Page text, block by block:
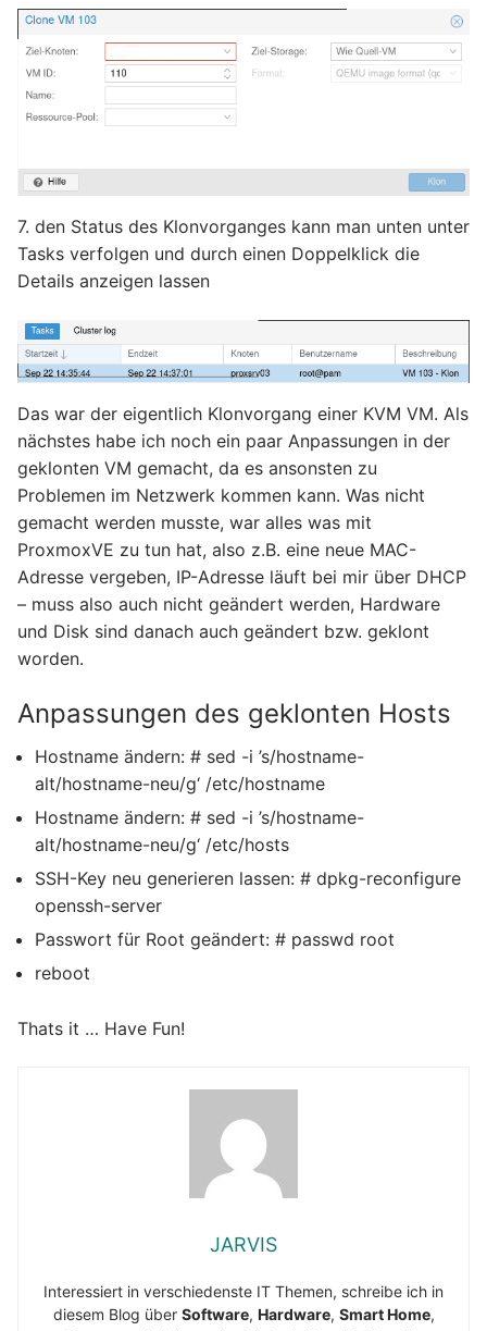
7. den Status des Klonvorganges kann man unten unter
Tasks verfolgen und durch einen Doppelklick die
Details anzeigen lassen
Das war der eigentlich Klonvorgang einer KVM VM. Als
nächstes habe ich noch ein paar Anpassungen in der
geklonten VM gemacht, da es ansonsten zu
Problemen im Netzwerk kommen kann. Was nicht
gemacht werden musste, war alles was mit
ProxmoxVE zu tun hat, also z.B. eine neue MAC-
Adresse vergeben, IP-Adresse läuft bei mir über DHCP
– muss also auch nicht geändert werden, Hardware
und Disk sind danach auch geändert bzw. geklont
worden.
Anpassungen des geklonten Hosts
Hostname ändern: # sed -i ’s/hostname-
alt/hostname-neu/g‘ /etc/hostname
Hostname ändern: # sed -i ’s/hostname-
alt/hostname-neu/g‘ /etc/hosts
SSH-Key neu generieren lassen: # dpkg-reconfigure
openssh-server
Passwort für Root geändert: # passwd root
reboot
Thats it … Have Fun!
JARVIS
Interessiert in verschiedenste IT Themen, schreibe ich in
diesem Blog über Software, Hardware, Smart Home,